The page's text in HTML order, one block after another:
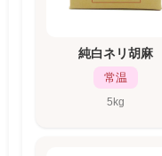
純白ネリ胡麻
常温
5kg